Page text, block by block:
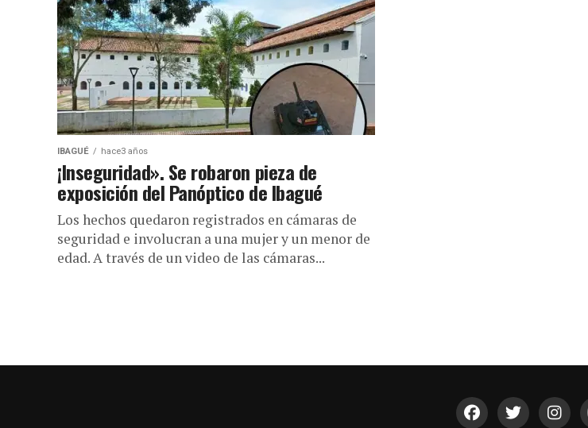
IBAGUÉ hace3 años
¡Inseguridad». Se robaron pieza de
exposición del Panóptico de Ibagué
Los hechos quedaron registrados en cámaras de
seguridad e involucran a una mujer y un menor de
edad. A través de un video de las cámaras...